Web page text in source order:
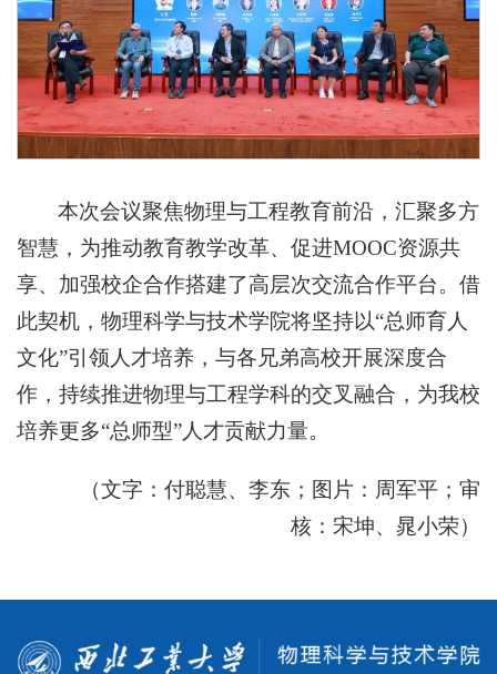
本次会议聚焦物理与工程教育前沿，汇聚多方
智慧，为推动教育教学改革、促进MOOC资源共
享、加强校企合作搭建了高层次交流合作平台。借
此契机，物理科学与技术学院将坚持以“总师育人
文化”引领人才培养，与各兄弟高校开展深度合
作，持续推进物理与工程学科的交叉融合，为我校
培养更多“总师型”人才贡献力量。
（文字：付聪慧、李东；图片：周军平；审
核：宋坤、晁小荣）